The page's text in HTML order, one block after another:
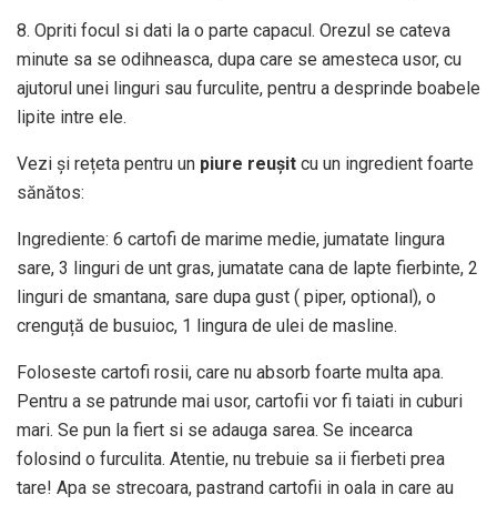
8. Opriti focul si dati la o parte capacul. Orezul se cateva
minute sa se odihneasca, dupa care se amesteca usor, cu
ajutorul unei linguri sau furculite, pentru a desprinde boabele
lipite intre ele.
Vezi și rețeta pentru un piure reușit cu un ingredient foarte
sănătos:
Ingrediente: 6 cartofi de marime medie, jumatate lingura
sare, 3 linguri de unt gras, jumatate cana de lapte fierbinte, 2
linguri de smantana, sare dupa gust ( piper, optional), o
crenguță de busuioc, 1 lingura de ulei de masline.
Foloseste cartofi rosii, care nu absorb foarte multa apa.
Pentru a se patrunde mai usor, cartofii vor fi taiati in cuburi
mari. Se pun la fiert si se adauga sarea. Se incearca
folosind o furculita. Atentie, nu trebuie sa ii fierbeti prea
tare! Apa se strecoara, pastrand cartofii in oala in care au